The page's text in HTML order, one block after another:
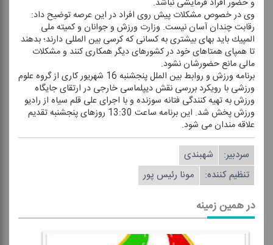
وی در خصوص مشكلات پیش روی افراد در این عرصه توضیح داد:
رقابت چندان آسان نیست. وزارت ورزش و جوانان و كمیته ملی
المپیك باید بهای بیشتری به كسانی كه كرسی بین المللی دارند؛ بدهند
تا همپای همتاهای خود در كشورهای دیگر همكاری كنند و مشكلات
مالی مانع حضورشان نشود.
برنامه ورزش و روابط بین الملل پنجشنبه 16 شهریور كاری از گروه علوم
ورزشی با رویكرد بررسی نقش دیپلماسی خارجی در ارتقای جایگاه
ورزش به تهیه كنندگی فتانه سوزنده و با اجرای علی قلم سیاه از رادیو
ورزش پخش شد. این برنامه ساعت 13:30 روزهای پنجشنبه تقدیم
علاقه مندان می شود.
سردبیر:
شهبندی
تنظیم كننده:
مونا رئیس پور
در همین زمینه